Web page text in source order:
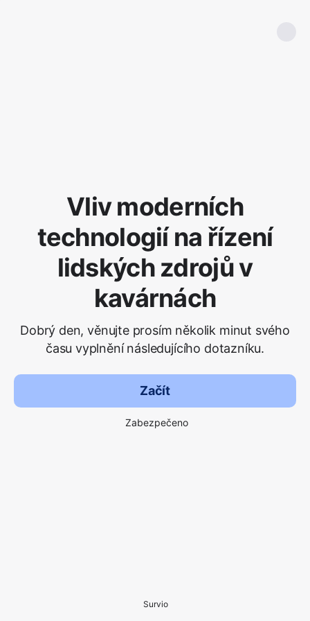
Vliv moderních
technologií na řízení
lidských zdrojů v
kavárnách
Dobrý den, věnujte prosím několik minut svého
času vyplnění následujícího dotazníku.
Začít
Zabezpečeno
Survio